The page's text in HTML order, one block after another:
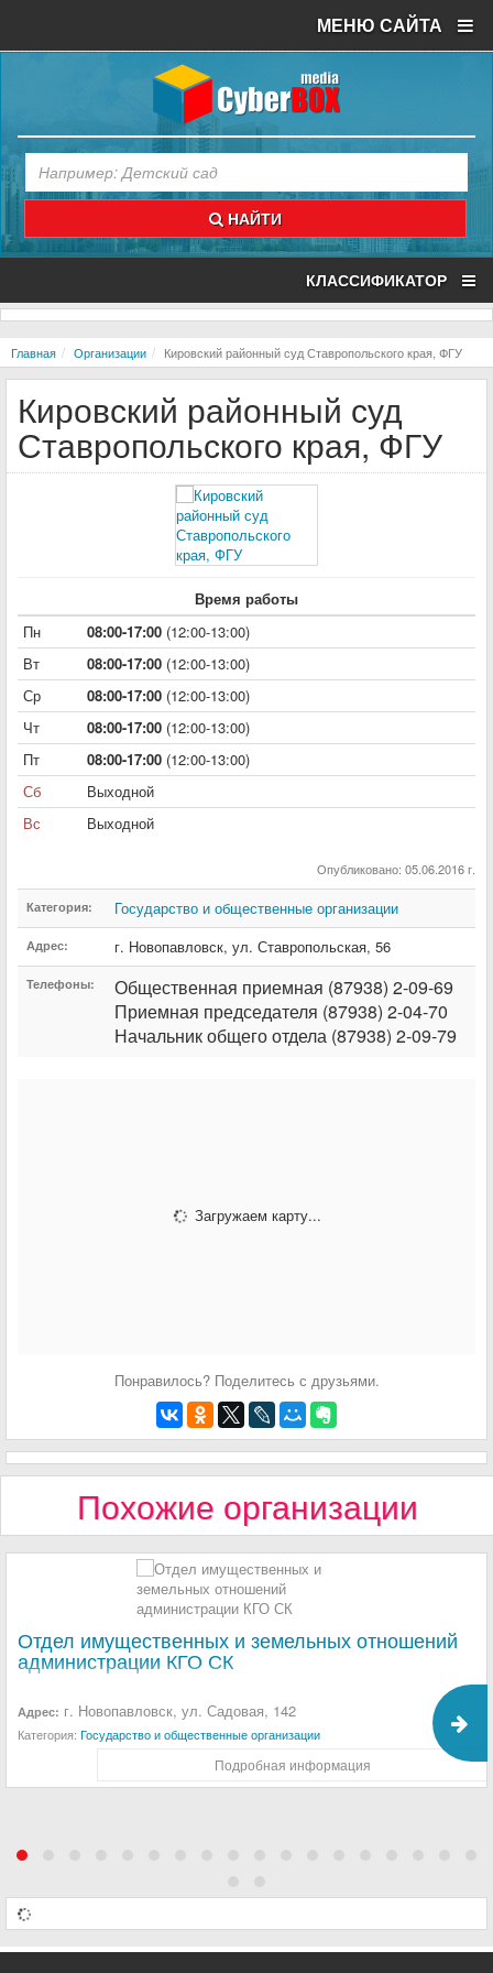
МЕНЮ САЙТА
НАЙТИ
КЛАССИФИКАТОР
Главная Организации Кировский районный суд Ставропольского края, ФГУ
Кировский районный суд
Ставропольского края, ФГУ
Время работы
Пн
08:00-17:00 (12:00-13:00)
Вт
08:00-17:00 (12:00-13:00)
Ср
08:00-17:00 (12:00-13:00)
Чт
08:00-17:00 (12:00-13:00)
Пт
08:00-17:00 (12:00-13:00)
Сб
Выходной
Вс
Выходной
Опубликовано: 05.06.2016 г.
Категория: Государство и общественные организации
Адрес: г. Новопавловск, ул. Ставропольская, 56
Телефоны:
Общественная приемная (87938) 2-09-69
Приемная председателя (87938) 2-04-70
Начальник общего отдела (87938) 2-09-79
Загружаем карту...
Понравилось? Поделитесь с друзьями.
Похожие организации
Отдел имущественных и земельных отношений
администрации КГО СК
Адрес: г. Новопавловск, ул. Садовая, 142
Категория: Государство и общественные организации
Подробная информация